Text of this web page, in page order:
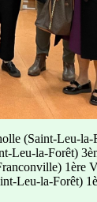
(Saint-Leu-la-
Leu-la-Forêt)
1ère
Leu-la-Forêt)